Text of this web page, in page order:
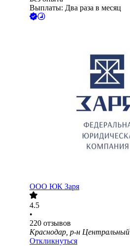
Выплаты: Два раза в месяц
ООО ЮК Заря
4.5
•
220 отзывов
Краснодар, р-н Центральный
Откликнуться